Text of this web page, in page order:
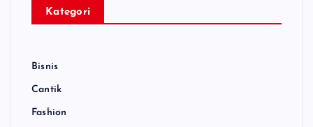
Kategori
Bisnis
Cantik
Fashion